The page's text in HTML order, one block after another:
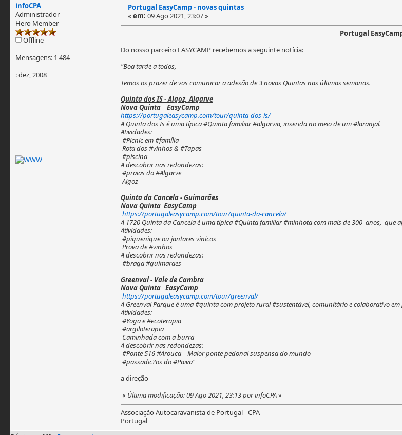
infoCPA
Administrador
Hero Member
Offline
Mensagens: 1 484
: dez, 2008
Portugal EasyCamp - novas quintas
« em: 09 Ago 2021, 23:07 »
Portugal
Do nosso parceiro EASYCAMP recebemos a seguinte notícia:
"Boa tarde a todos,
Temos os prazer de vos comunicar a adesão de 3 novas Quintas nas últimas semanas.
Quinta dos IS - Algoz, Algarve
Nova Quinta EasyCamp
https://portugaleasycamp.com/tour/quinta-dos-is/
A Quinta dos Is é uma típica #Quinta familiar #algarvia, inserida no meio de um #laranjal.
Atividades:
#Picnic em #família
Rota dos #vinhos & #Tapas
#piscina
A descobrir nas redondezas:
#praias do #Algarve
Algoz
Quinta da Cancela - Guimarães
Nova Quinta EasyCamp
https://portugaleasycamp.com/tour/quinta-da-cancela/
A 1720 Quinta da Cancela é uma típica #Quinta familiar #minhota com mais de 300 anos, que
Atividades:
#piquenique ou jantares vínicos
Prova de #vinhos
A descobrir nas redondezas:
#braga #guimaraes
Greenval - Vale de Cambra
Nova Quinta EasyCamp
https://portugaleasycamp.com/tour/greenval/
A Greenval Parque é uma #quinta com projeto rural #sustentável, comunitário e colaborativo
Atividades:
#Yoga e #ecoterapia
#argiloterapia
Caminhada com a burra
A descobrir nas redondezas:
#Ponte 516 #Arouca – Maior ponte pedonal suspensa do mundo
#passadic?os do #Paiva"
a direção
« Última modificação: 09 Ago 2021, 23:13 por infoCPA»
Associação Autocaravanista de Portugal - CPA
Portugal